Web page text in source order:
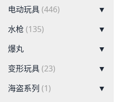
电动玩具(446)
▼
水枪 (135)
▼
爆丸
▼
变形玩具(23)
▼
海盗系列 (1)
▼